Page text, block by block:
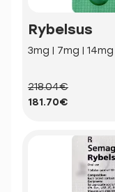
Rybelsus
3mg | 7mg | 14mg
218.04€
181.70€